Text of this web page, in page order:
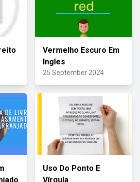
Vermelho Escuro Em
Ingles
25 September 2024
Uso Do Ponto E
Vírgula